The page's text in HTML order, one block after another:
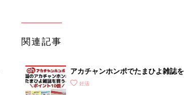
関連記事
アカチャンホンポでたまひよ雑誌
うとポイント10倍【期間限定】
妊活